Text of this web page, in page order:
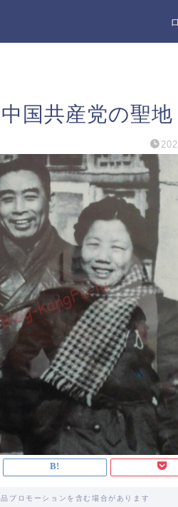
国共産党の聖地
プロモーションを含む場合があります